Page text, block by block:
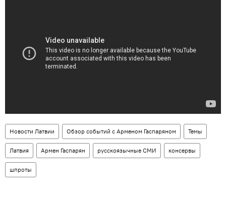
Новости Латвии Обзор событий с Арменом Гаспаряном Темы
Латвия Армен Гаспарян русскоязычные СМИ консервы
шпроты